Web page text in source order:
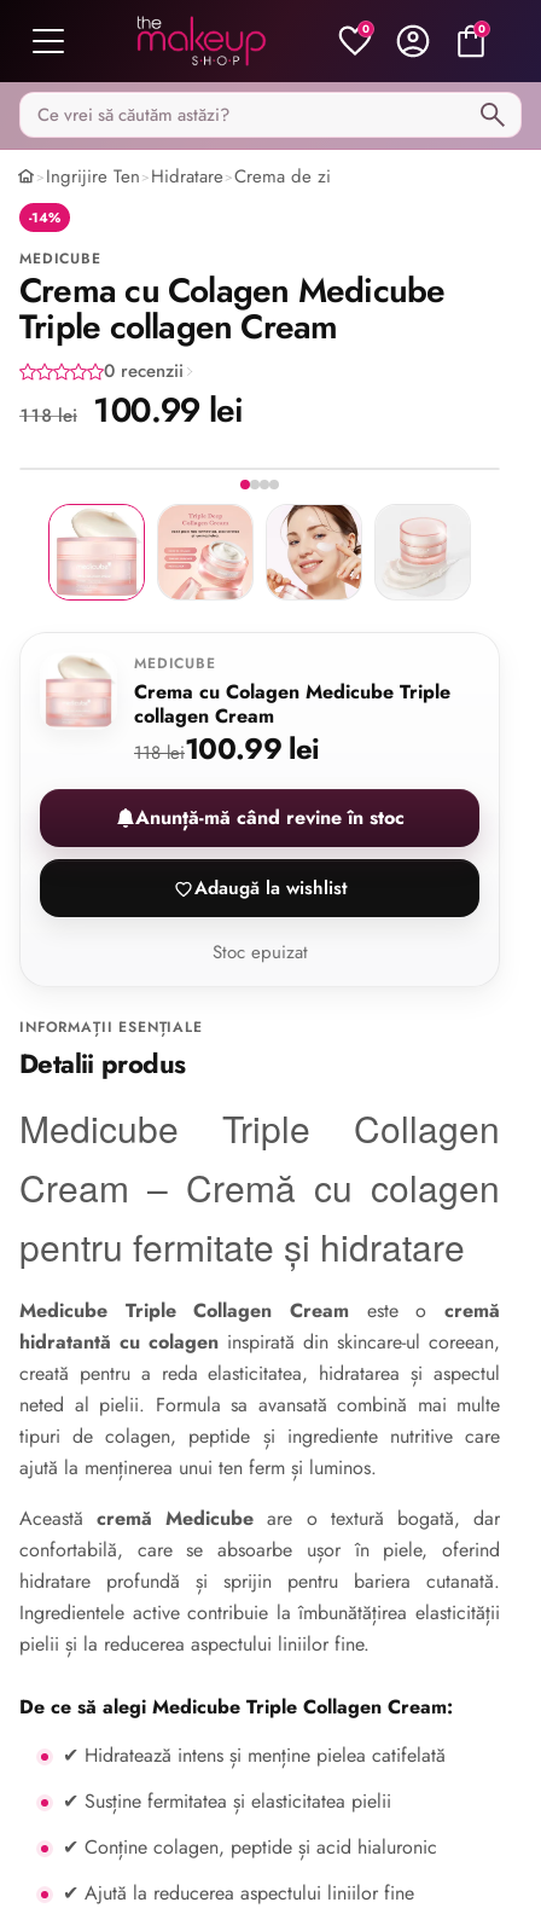
0 0
Caută pe MakeupShop
>Ingrijire Ten>Hidratare>Crema de zi
-14%
MEDICUBE
Crema cu Colagen Medicube
Triple collagen Cream
0 recenzii
118 lei
100.99 lei
Share
Imaginea 1 din 4
MEDICUBE
Crema cu Colagen Medicube Triple
collagen Cream
118 lei100.99 lei
Anunță-mă când revine în stoc
Adaugă la wishlist
Stoc epuizat
INFORMAȚII ESENȚIALE
Detalii produs
Medicube Triple Collagen
Cream – Cremă cu colagen
pentru fermitate și hidratare
Medicube Triple Collagen Cream este o cremă
hidratantă cu colagen inspirată din skincare-ul coreean,
creată pentru a reda elasticitatea, hidratarea și aspectul
neted al pielii. Formula sa avansată combină mai multe
tipuri de colagen, peptide și ingrediente nutritive care
ajută la menținerea unui ten ferm și luminos.
Aceastăcremă Medicube are o textură bogată, dar
confortabilă, care se absoarbe ușor în piele, oferind
hidratare profundă și sprijin pentru bariera cutanată.
Ingredientele active contribuie la îmbunătățirea elasticității
pielii și la reducerea aspectului liniilor fine.
De ce să alegi Medicube Triple Collagen Cream:
✔ Hidratează intens și menține pielea catifelată
✔ Susține fermitatea și elasticitatea pielii
✔ Conține colagen, peptide și acid hialuronic
✔ Ajută la reducerea aspectului liniilor fine